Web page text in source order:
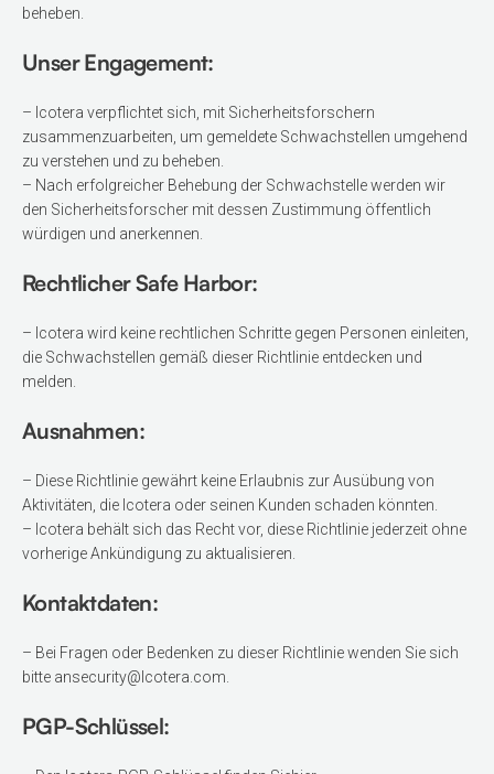
beheben.
Unser Engagement:
– Icotera verpflichtet sich, mit Sicherheitsforschern
zusammenzuarbeiten, um gemeldete Schwachstellen umgehend
zu verstehen und zu beheben.
– Nach erfolgreicher Behebung der Schwachstelle werden wir
den Sicherheitsforscher mit dessen Zustimmung öffentlich
würdigen und anerkennen.
Rechtlicher Safe Harbor:
– Icotera wird keine rechtlichen Schritte gegen Personen einleiten,
die Schwachstellen gemäß dieser Richtlinie entdecken und
melden.
Ausnahmen:
– Diese Richtlinie gewährt keine Erlaubnis zur Ausübung von
Aktivitäten, die Icotera oder seinen Kunden schaden könnten.
– Icotera behält sich das Recht vor, diese Richtlinie jederzeit ohne
vorherige Ankündigung zu aktualisieren.
Kontaktdaten:
– Bei Fragen oder Bedenken zu dieser Richtlinie wenden Sie sich
bitte ansecurity@Icotera.com
PGP-Schlüssel: